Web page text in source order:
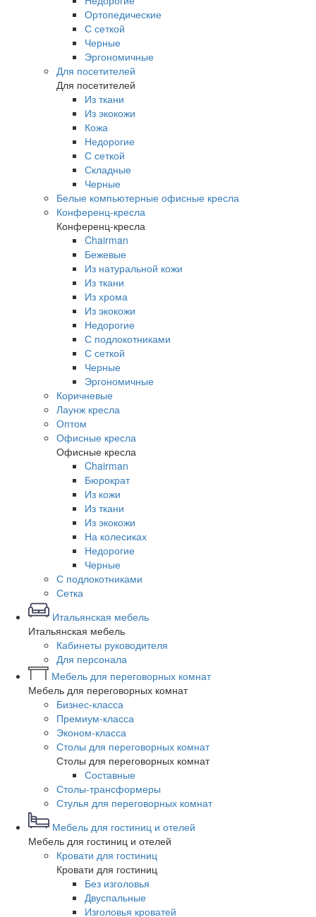
Ортопедические
С сеткой
Черные
Эргономичные
Для посетителей
Для посетителей
Из ткани
Из экокожи
Кожа
Недорогие
С сеткой
Складные
Черные
Белые компьютерные офисные кресла
Конференц-кресла
Конференц-кресла
Chairman
Бежевые
Из натуральной кожи
Из ткани
Из хрома
Из экокожи
Недорогие
С подлокотниками
С сеткой
Черные
Эргономичные
Коричневые
Лаунж кресла
Оптом
Офисные кресла
Офисные кресла
Chairman
Бюрократ
Из кожи
Из ткани
Из экокожи
На колесиках
Недорогие
Черные
С подлокотниками
Сетка
Итальянская мебель
Итальянская мебель
Кабинеты руководителя
Для персонала
Мебель для переговорных комнат
Мебель для переговорных комнат
Бизнес-класса
Премиум-класса
Эконом-класса
Столы для переговорных комнат
Столы для переговорных комнат
Составные
Столы-трансформеры
Стулья для переговорных комнат
Мебель для гостиниц и отелей
Мебель для гостиниц и отелей
Кровати для гостиниц
Кровати для гостиниц
Без изголовья
Двуспальные
Изголовья кроватей